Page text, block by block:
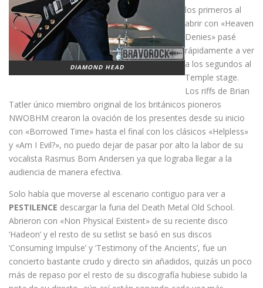
DIAMOND HEAD
los primeros al
abrir con «Heaven
Denies» pasé
rápidamente a ver
a los segundos al
Temple stage.
Los riffs de Brian
Tatler único miembro original de los británicos pioneros
NWOBHM crearon la ovación de los presentes desde su inicio
con «Borrowed Time» hasta el final con los clásicos «Helpless»
y «Am I Evil?», no puedo dejar de pasar por alto la labor de su
vocalista Rasmus Bom Andersen ya que lograba llegar a la
audiencia de manera efectiva.
Solo había que moverse al escenario contiguo para ver a
PESTILENCE descargar la furia del Death Metal Old School.
Abrieron con «Non Physical Existent» de su reciente disco
‘Hadeon’ y el resto de su setlist se basó en sus discos
‘Consuming Impulse’ y ‘Testimony of the Ancients’, fue un
concierto bastante crudo y directo sin añadidos, quizás un poco
más de repaso por el resto de su discografía hubiese subido la